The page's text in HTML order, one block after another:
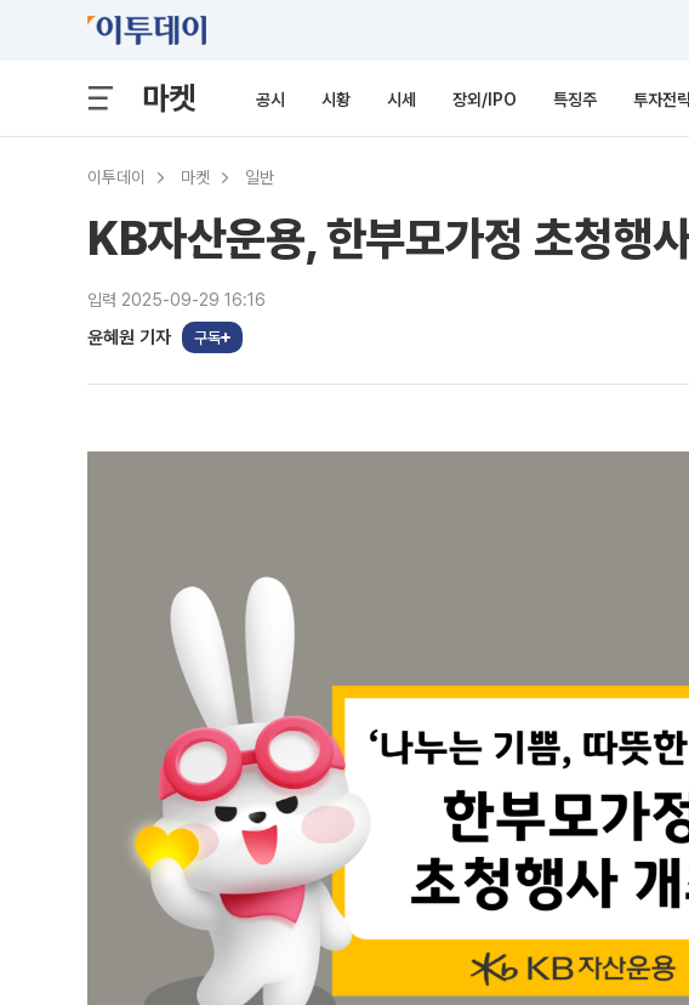
마켓 공시 시황 시세 장외/IPO 특징주 투자전
이투데이 마켓 일반
KB자산운용, 한부모가정 초청행
입력 2025-09-29 16:16
윤혜원 기자 구독